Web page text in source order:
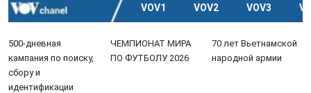
VOV1 VOV2 VOV3
500-дневная
кампания по поиску,
сбору и
идентификации
ЧЕМПИОНАТ МИРА
ПО ФУТБОЛУ 2026
70 лет Вьетнамской
народной армии